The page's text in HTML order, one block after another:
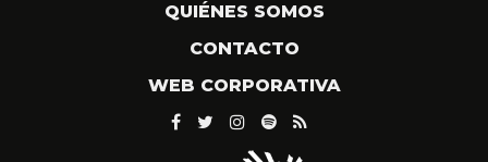
QUIÉNES SOMOS
CONTACTO
WEB CORPORATIVA